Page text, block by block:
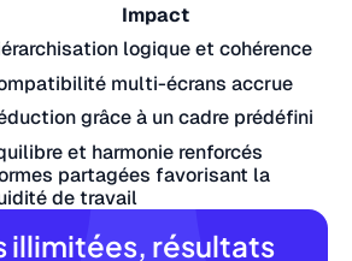
Impact
logique et cohérence
multi-écrans accrue
grâce à un cadre prédéfini
et harmonie renforcés
partagées favorisant la
de travail
illimitées, résultats